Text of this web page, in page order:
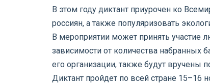
В этом году диктант приурочен ко
россиян, а также популяризовать
В мероприятии может принять участие
зависимости от количества набранных
его организации, также будут вручены
Диктант пройдет по всей стране 15–16